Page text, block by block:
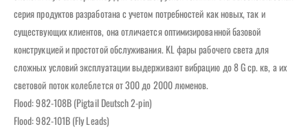
серия продуктов разработана с учетом потребностей как новых, так и
существующих клиентов, она отличается оптимизированной базовой
конструкцией и простотой обслуживания. KL фары рабочего света для
сложных условий эксплуатации выдерживают вибрацию до 8 G ср. кв, а их
световой поток колеблется от 300 до 2000 люменов.
Flood: 982-108B (Pigtail Deutsch 2-pin)
Flood: 982-101B (Fly Leads)